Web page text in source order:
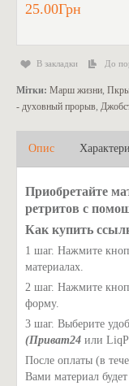
25.00Грн
В закладки До
Мітки: Марш жизни,
- духовный прорыв,
Опис
Приобретайте
ретритов с
Как купить
1 шаг. Нажмите
материалах.
2 шаг. Нажмите
форму.
3 шаг. Выберите
(Приват24 или
После оплаты (в
Вами материал